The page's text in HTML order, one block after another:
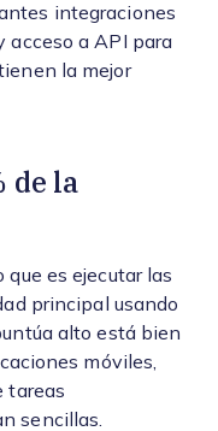
integraciones
acceso a API para
la mejor
de la
es ejecutar las
principal usando
alto está bien
móviles,
tareas
sencillas.